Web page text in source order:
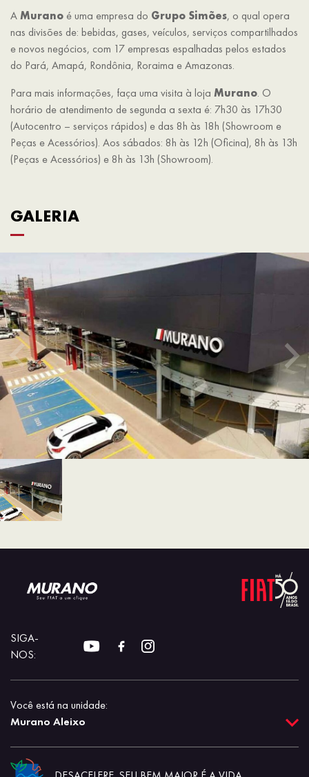
AMurano é uma empresa do Grupo Simões, o qual opera
nas divisões de: bebidas, gases, veículos, serviços compartilhados
e novos negócios, com 17 empresas espalhadas pelos estados
do Pará, Amapá, Rondônia, Roraima e Amazonas.
Para mais informações, faça uma visita à loja Murano. O
horário de atendimento de segunda a sexta é: 7h30 às 17h30
(Autocentro – serviços rápidos) e das 8h às 18h (Showroom e
Peças e Acessórios). Aos sábados: 8h às 12h (Oficina), 8h às 13h
(Peças e Acessórios) e 8h às 13h (Showroom).
GALERIA
SIGA-
NOS:
Você está na unidade:
Murano Aleixo